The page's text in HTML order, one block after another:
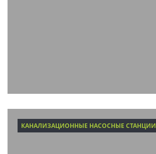
КАНАЛИЗАЦИОННЫЕ НАСОСНЫЕ СТАНЦИИ